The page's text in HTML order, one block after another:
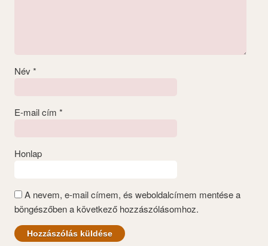
Név *
E-mail cím *
Honlap
A nevem, e-mail címem, és weboldalcímem mentése a
böngészőben a következő hozzászólásomhoz.